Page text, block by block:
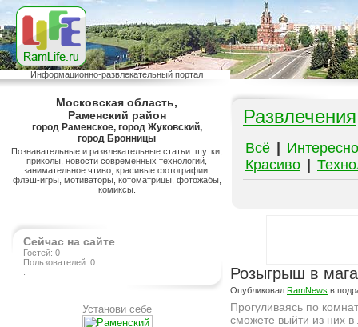
Информационно-развлекательный портал
Московская область,
Раменский район
город Раменское, город Жуковский,
город Бронницы
Познавательные и развлекательные статьи: шутки,
приколы, новости современных технологий,
занимательное чтиво, красивые фотографии,
флэш-игры, мотиваторы, котоматрицы, фотожабы,
комиксы.
Сейчас на сайте
Гостей: 0
Пользователей: 0
Установи себе
Развлечения
Всё
Интересно
Красиво
Розыгрыш в
Опубликовал RamNews в
Прогуливаясь по
сможете выйти из них